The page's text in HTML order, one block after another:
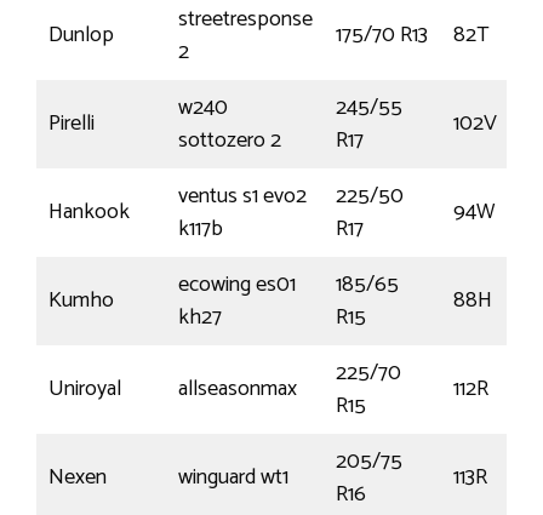
Dunlop
streetresponse
2
175/70 R13 82T
Pirelli
w240
sottozero 2
245/55
R17
102V
Hankook
ventus s1 evo2
k117b
225/50
R17
94W
Kumho
ecowing es01
kh27
185/65
R15
88H
Uniroyal allseasonmax
225/70
R15
112R
Nexen winguard wt1
205/75
R16
113R